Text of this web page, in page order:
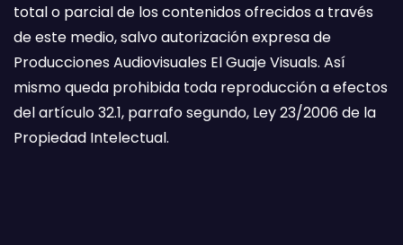
total o parcial de los contenidos ofrecidos a través
de este medio, salvo autorización expresa de
Producciones Audiovisuales El Guaje Visuals. Así
mismo queda prohibida toda reproducción a efectos
del artículo 32.1, parrafo segundo, Ley 23/2006 de la
Propiedad Intelectual.